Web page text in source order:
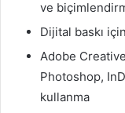
ve
Dijital baskı
Adobe
Photoshop,
kullanma